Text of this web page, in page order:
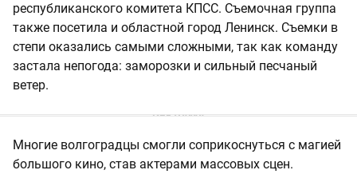
республиканского комитета КПСС. Съемочная группа
также посетила и областной город Ленинск. Съемки в
степи оказались самыми сложными, так как команду
застала непогода: заморозки и сильный песчаный
ветер.
Многие волгоградцы смогли соприкоснуться с магией
большого кино, став актерами массовых сцен.